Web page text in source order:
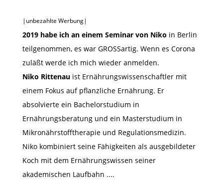
|unbezahlte Werbung|
2019 habe ich an einem Seminar von Niko in Berlin
teilgenommen, es war GROSSartig. Wenn es Corona
zuläßt werde ich mich wieder anmelden.
Niko Rittenauist Ernährungswissenschaftler mit
einem Fokus auf pflanzliche Ernährung. Er
absolvierte ein Bachelorstudium in
Ernährungsberatung und ein Masterstudium in
Mikronährstofftherapie und Regulationsmedizin.
Niko kombiniert seine Fähigkeiten als ausgebildeter
Koch mit dem Ernährungswissen seiner
akademischen Laufbahn ....